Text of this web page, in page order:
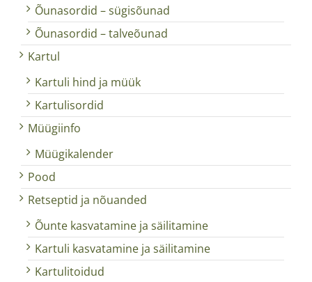
Õunasordid – sügisõunad
Õunasordid – talveõunad
Kartul
Kartuli hind ja müük
Kartulisordid
Müügiinfo
Müügikalender
Pood
Retseptid ja nõuanded
Õunte kasvatamine ja säilitamine
Kartuli kasvatamine ja säilitamine
Kartulitoidud